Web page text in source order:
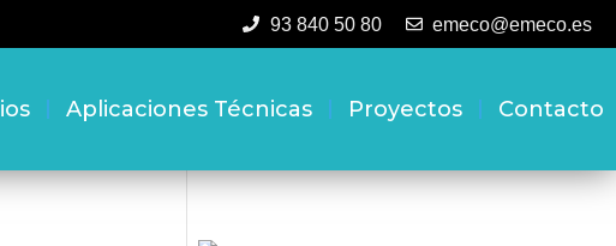
93 840 50 80 emeco@emeco.es
Aplicaciones Técnicas Proyectos Contacto